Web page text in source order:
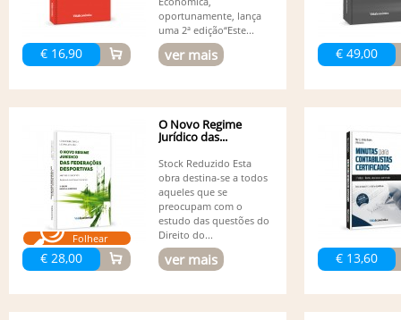
€ 16,90
oportunamente, lança
uma 2ª edição“Este...
ver mais € 49,00
Folhear
€ 28,00
O Novo Regime
Jurídico das...
Stock Reduzido Esta
obra destina-se a todos
aqueles que se
preocupam com o
estudo das questões do
Direito do...
ver mais € 13,60